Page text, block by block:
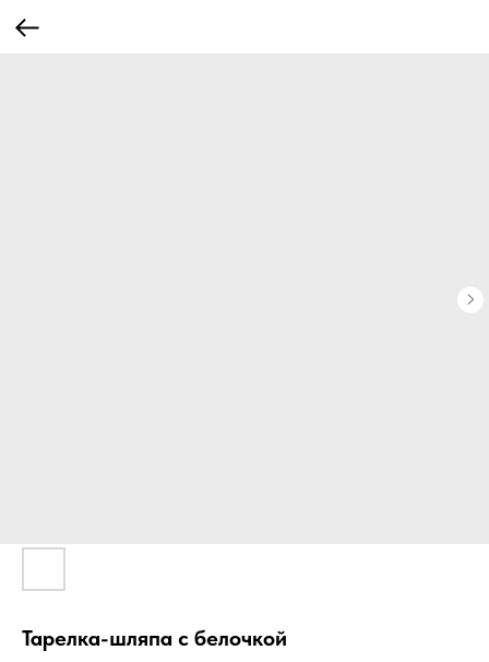
Тарелка-шляпа с белочкой